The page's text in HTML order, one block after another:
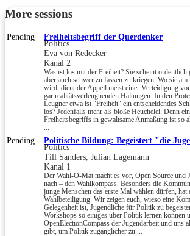
More sessions
Pending Freiheitsbegriff der Querdenker
Politics
Eva von Redecker
Kanal 2
Was ist los mit der Freiheit? Sie scheint ordentlich
aber auch schwer zu fassen zu kriegen. Wo sie am
wird, dient der Appell meist einer Verteidigung
gar realitätsverleugnenden Haltungen. In den
Leugner etwa ist "Freiheit" ein entscheidendes
los? Jedenfalls mehr als bloße Heuchelei. Denn
Freiheitsbegriffs in gewaltsame Anmaßung ist so
Pending Politische Bildung: Begeistert "die
Politics
Till Sanders, Julian Lagemann
Kanal 1
Der Wahl-O-Mat macht es vor, Open Source und
nach – den Wahlkompass. Besonders die
junge Menschen das erste Mal wählen dürfen, hat
Wahlbeteiligung. Wir zeigen euch, wieso eine
Gelegenheit ist, Jugendliche für Politik zu
Workshops so einiges über Politik lernen können
OpenElectionCompass der Jugendarbeit und uns
gibt, um Politik zugänglicher zu ...